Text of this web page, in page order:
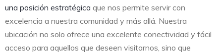
una posición estratégica que nos permite servir con
excelencia a nuestra comunidad y más allá. Nuestra
ubicación no solo ofrece una excelente conectividad y fácil
acceso para aquellos que deseen visitarnos, sino que